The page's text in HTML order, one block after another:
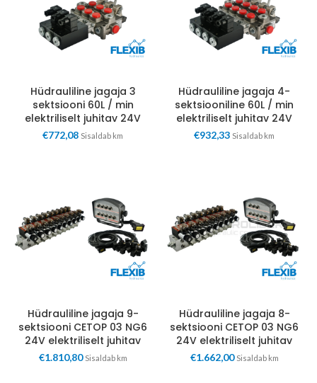
Hüdrauliline jagaja 3
sektsiooni 60L / min
elektriliselt juhitav 24V
€772,08 Sisaldab km
Hüdrauliline jagaja 4-
sektsiooniline 60L / min
elektriliselt juhitav 24V
€932,33 Sisaldab km
Hüdrauliline jagaja 9-
sektsiooni CETOP 03 NG6
24V elektriliselt juhitav
€1.810,80 Sisaldab km
Hüdrauliline jagaja 8-
sektsiooni CETOP 03 NG6
24V elektriliselt juhitav
€1.662,00 Sisaldab km